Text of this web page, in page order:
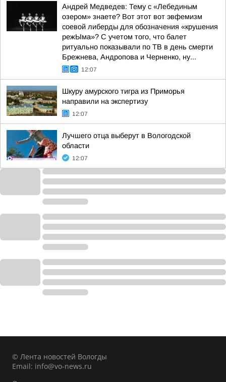
Андрей Медведев: Тему с «Лебединым
озером» знаете? Вот этот вот эвфемизм
соевой либерды для обозначения «крушения
режЫма»? С учетом того, что балет
ритуально показывали по ТВ в день смерти
Брежнева, Андропова и Черненко, ну...
12:07
Шкуру амурского тигра из Приморья
направили на экспертизу
12:07
Лучшего отца выберут в Вологодской
области
12:07
© Лента новостей Вологды
Email: info@vo-news.ru